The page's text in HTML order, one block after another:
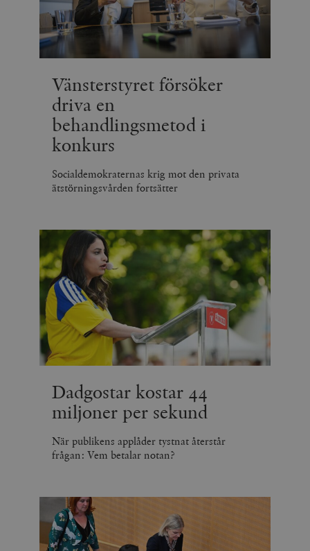
Vänsterstyret försöker
driva en
behandlingsmetod i
konkurs
Socialdemokraternas krig mot den privata
ätstörningsvården fortsätter
Dadgostar kostar 44
miljoner per sekund
När publikens applåder tystnat återstår
frågan: Vem betalar notan?